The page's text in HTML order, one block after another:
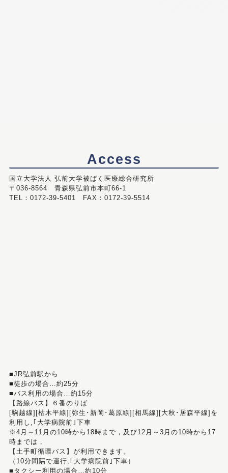
Access
国立大学法人 弘前大学被ばく医療総合研究所
〒036-8564 青森県弘前市本町66-1
TEL：0172-39-5401 FAX：0172-39-5514
■JR弘前駅から
■徒歩の場合…約25分
■バス利用の場合…約15分
【路線バス】６番のりば
[駒越線][枯木平線][弥生･新岡･葛原線][相馬線][大秋･居森平線]を
利用し,｢大学病院前｣下車
※4月～11月の10時から18時まで，及び12月～3月の10時から17
時までは，
【土手町循環バス】が利用できます。
（10分間隔で運行,｢大学病院前｣下車）
■タクシー利用の場合…約10分